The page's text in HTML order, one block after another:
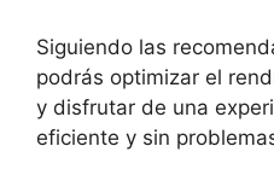
Siguiendo las
podrás optimizar el
y disfrutar de una
eficiente y sin